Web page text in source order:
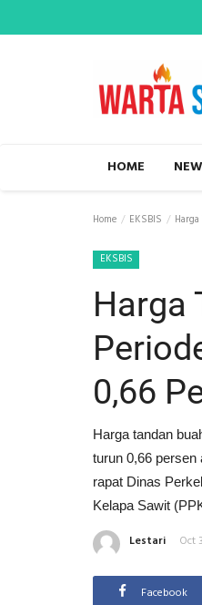
HOME
Home EKSBIS
EKSBIS
Harga
0,66
Harga tandan
turun 0,66 persen
rapat Dinas
Kelapa Sawit
Lestari Oct
Facebook